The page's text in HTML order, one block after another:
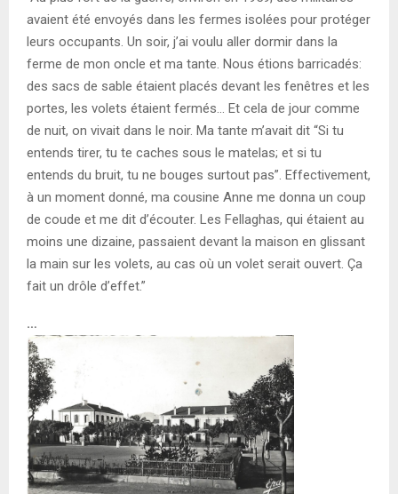
avaient été envoyés dans les fermes isolées pour protéger
leurs occupants. Un soir, j’ai voulu aller dormir dans la
ferme de mon oncle et ma tante. Nous étions barricadés:
des sacs de sable étaient placés devant les fenêtres et les
portes, les volets étaient fermés… Et cela de jour comme
de nuit, on vivait dans le noir. Ma tante m’avait dit “Si tu
entends tirer, tu te caches sous le matelas; et si tu
entends du bruit, tu ne bouges surtout pas”. Effectivement,
à un moment donné, ma cousine Anne me donna un coup
de coude et me dit d’écouter. Les Fellaghas, qui étaient au
moins une dizaine, passaient devant la maison en glissant
la main sur les volets, au cas où un volet serait ouvert. Ça
fait un drôle d’effet.”
…